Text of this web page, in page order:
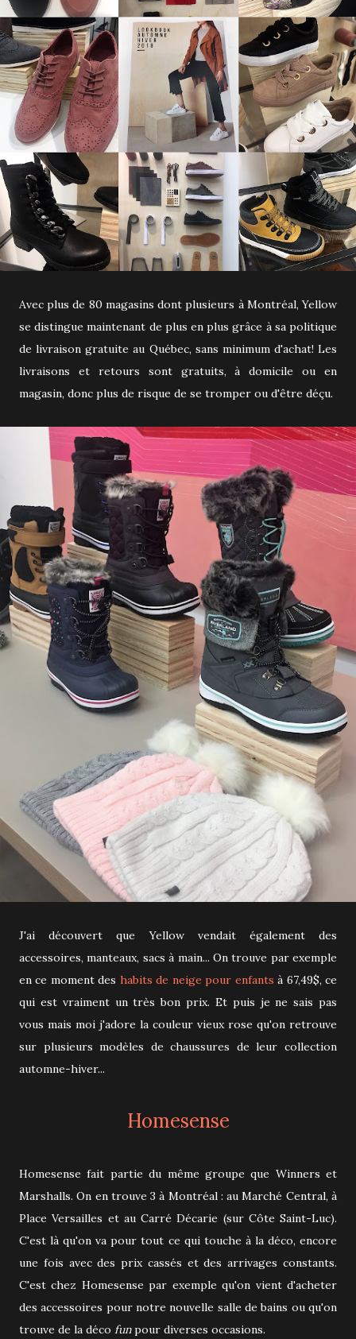
Avec plus de 80 magasins dont plusieurs à Montréal, Yellow
se distingue maintenant de plus en plus grâce à sa politique
de livraison gratuite au Québec, sans minimum d'achat! Les
livraisons et retours sont gratuits, à domicile ou en
magasin, donc plus de risque de se tromper ou d'être déçu.
J'ai découvert que Yellow vendait également des
accessoires, manteaux, sacs à main... On trouve par exemple
en ce moment des habits de neige pour enfants à 67,49$, ce
qui est vraiment un très bon prix. Et puis je ne sais pas
vous mais moi j'adore la couleur vieux rose qu'on retrouve
sur plusieurs modèles de chaussures de leur collection
automne-hiver...
Homesense
Homesense fait partie du même groupe que Winners et
Marshalls. On en trouve 3 à Montréal : au Marché Central, à
Place Versailles et au Carré Décarie (sur Côte Saint-Luc).
C'est là qu'on va pour tout ce qui touche à la déco, encore
une fois avec des prix cassés et des arrivages constants.
C'est chez Homesense par exemple qu'on vient d'acheter
des accessoires pour notre nouvelle salle de bains ou qu'on
trouve de la déco funpour diverses occasions.